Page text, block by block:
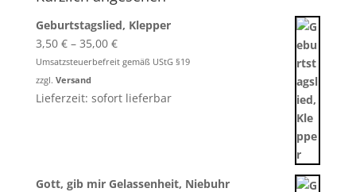
Geburtstagslied, Klepper
3,50 € – 35,00 €Preisspanne:
3,50 €
35,00 €
Umsatzsteuerbefreit gemäß UStG §19
zzgl. Versand
Lieferzeit: sofort lieferbar
Gott, gib mir Gelassenheit, Niebuhr